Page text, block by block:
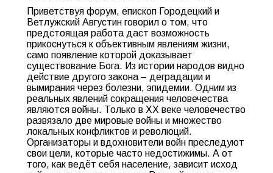
Приветствуя форум, епископ Городецкий и
Ветлужский Августин говорил о том, что
предстоящая работа даст возможность
прикоснуться к объективным явлениям жизни,
само появление которой доказывает
существование Бога. Из истории народов видно
действие другого закона – деградации и
вымирания через болезни, эпидемии. Одним из
реальных явлений сокращения человечества
являются войны. Только в ХХ веке человечество
развязало две мировые войны и множество
локальных конфликтов и революций.
Организаторы и вдохновители войн преследуют
свои цели, которые часто недостижимы. А от
того, как ведёт себя население, зависит исход